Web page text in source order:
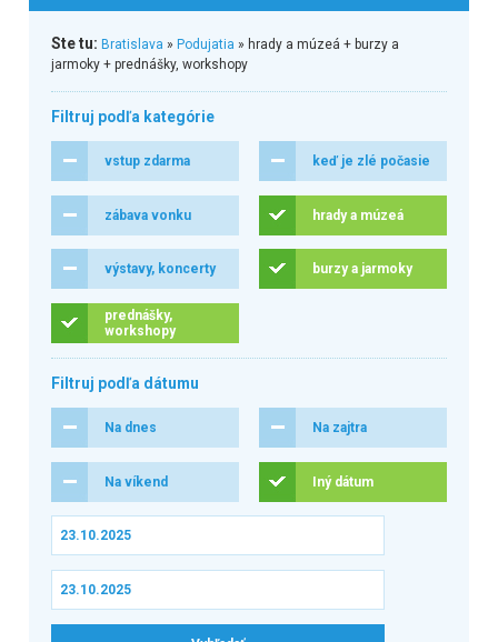
Ste tu: Bratislava » Podujatia » hrady a múzeá + burzy a
jarmoky + prednášky, workshopy
Filtruj podľa kategórie
vstup zdarma keď je zlé počasie
zábava vonku hrady a múzeá
výstavy, koncerty burzy a jarmoky
prednášky,
workshopy
Filtruj podľa dátumu
Na dnes Na zajtra
Na víkend Iný dátum